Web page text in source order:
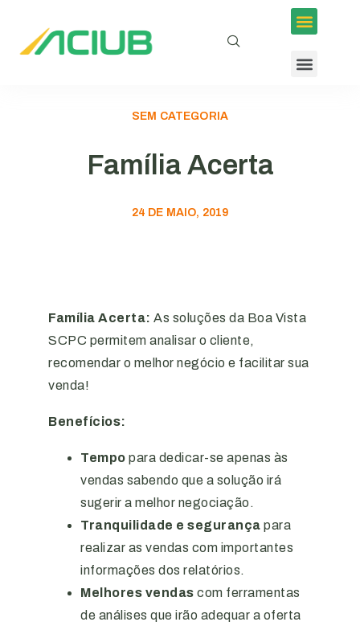
SEM CATEGORIA
Família Acerta
24 DE MAIO, 2019
Família Acerta: As soluções da Boa Vista
SCPC permitem analisar o cliente,
recomendar o melhor negócio e facilitar sua
venda!
Benefícios:
Tempo para dedicar-se apenas às
vendas sabendo que a solução irá
sugerir a melhor negociação.
Tranquilidade e segurança para
realizar as vendas com importantes
informações dos relatórios.
Melhores vendas com ferramentas
de análises que irão adequar a oferta